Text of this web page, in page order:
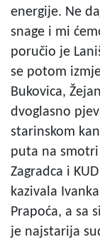
energije. Ne
snage i mi
poručio je
se potom
Bukovica,
dvoglasno
starinskom
puta na smotri
Zagradca i
kazivala
Prapoća, a sa
je najstarija